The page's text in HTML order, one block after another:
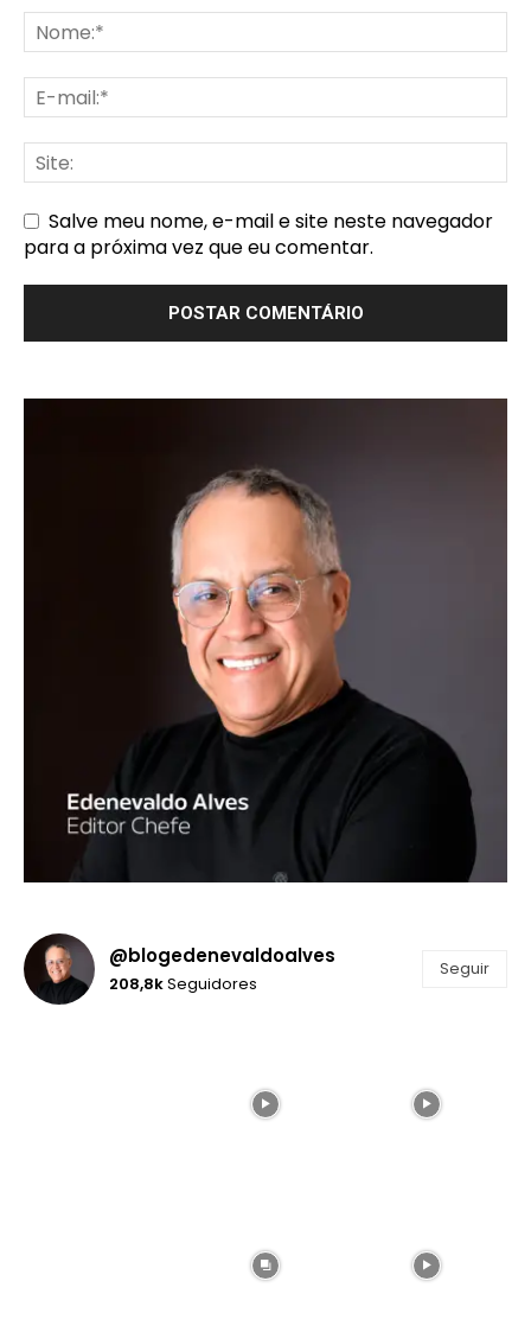
Salve meu nome, e-mail e site neste navegador
para a próxima vez que eu comentar.
@blogedenevaldoalves
208,8kSeguidores
Seguir